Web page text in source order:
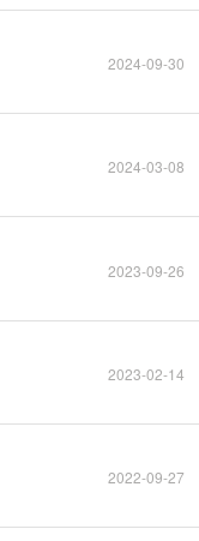
2024-09-30
2024-03-08
2023-09-26
2023-02-14
2022-09-27